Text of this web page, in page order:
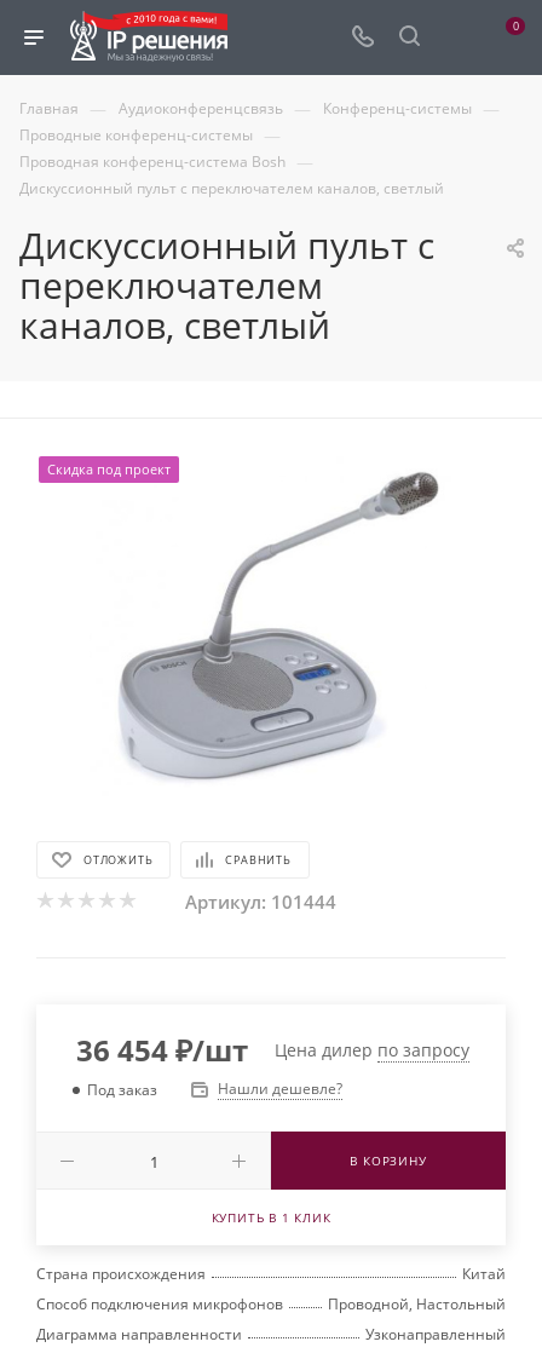
0
Главная — Аудиоконференцсвязь — Конференц-системы —
Проводные конференц-системы —
Проводная конференц-система Bosh —
Дискуссионный пульт с переключателем каналов, светлый
Дискуссионный пульт с
переключателем
каналов, светлый
Скидка под проект
ОТЛОЖИТЬ СРАВНИТЬ
Артикул: 101444
36 454₽/шт Цена дилер по запросу
Под заказ Нашли дешевле?
В КОРЗИНУ
КУПИТЬ В 1 КЛИК
Страна происхождения
Китай
Способ подключения микрофонов
Проводной, Настольный
Диаграмма направленности
Узконаправленный